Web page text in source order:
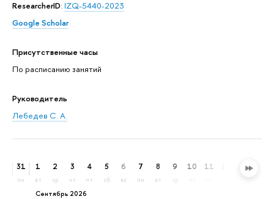
ResearcherID: IZQ-5440-2023
Google Scholar
Присутственные часы
По расписанию занятий
Руководитель
Лебедев С. А.
31
пн
сентябрь 2026
1
вт
2
ср
3
чт
4
пт
5
сб
6
вс
7
пн
8
вт
9 10 11 13